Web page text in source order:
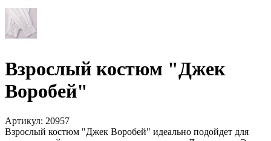
Взрослый костюм "Джек
Воробей"
Артикул: 20957
Взрослый костюм "Джек Воробей" идеально подойдет для